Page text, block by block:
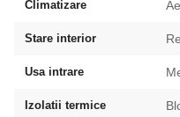
Climatizare
Stare interior
Usa intrare
Izolatii termice